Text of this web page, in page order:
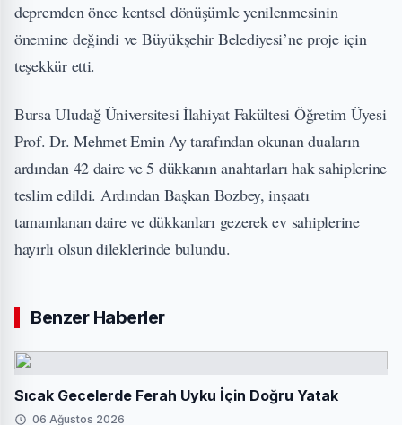
depremden önce kentsel dönüşümle yenilenmesinin
önemine değindi ve Büyükşehir Belediyesi’ne proje için
teşekkür etti.
Bursa Uludağ Üniversitesi İlahiyat Fakültesi Öğretim Üyesi
Prof. Dr. Mehmet Emin Ay tarafından okunan duaların
ardından 42 daire ve 5 dükkanın anahtarları hak sahiplerine
teslim edildi. Ardından Başkan Bozbey, inşaatı
tamamlanan daire ve dükkanları gezerek ev sahiplerine
hayırlı olsun dileklerinde bulundu.
Benzer Haberler
Sıcak Gecelerde Ferah Uyku İçin Doğru Yatak
06 Ağustos 2026